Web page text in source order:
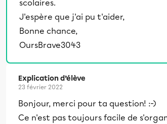
scolaires.
J'espère que j'ai pu t'aider,
Bonne chance,
OursBrave3043
Explication d’élève
23 février 2022
Bonjour, merci pour ta question! :-)
Ce n'est pas toujours facile de